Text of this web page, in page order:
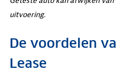
uitvoering.
De voordelen
Lease